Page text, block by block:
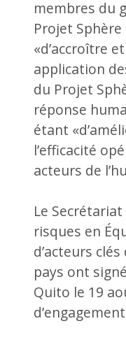
membres du
Projet
«d’accroître
application
du Projet
réponse
étant
l’efficacité
acteurs de
Le
risques en
d’acteurs
pays ont
Quito le 19